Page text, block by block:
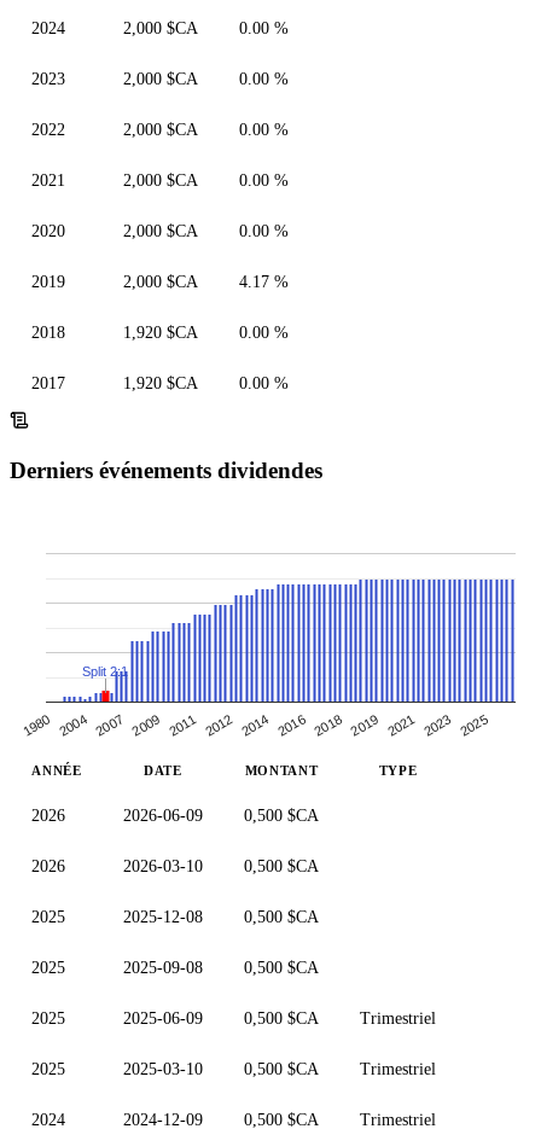
2024 2,000 $CA 0.00 %
2023 2,000 $CA 0.00 %
2022 2,000 $CA 0.00 %
2021 2,000 $CA 0.00 %
2020 2,000 $CA 0.00 %
2019 2,000 $CA 4.17 %
2018 1,920 $CA 0.00 %
2017 1,920 $CA 0.00 %
Derniers événements dividendes
1980 2004 2007 2009 2011 2012 2014 2016 2018 2019 2021 2023 2025
Split 2:1
ANNÉE DATE MONTANT TYPE
2026 2026-06-09 0,500 $CA
2026 2026-03-10 0,500 $CA
2025 2025-12-08 0,500 $CA
2025 2025-09-08 0,500 $CA
2025 2025-06-09 0,500 $CA Trimestriel
2025 2025-03-10 0,500 $CA Trimestriel
2024 2024-12-09 0,500 $CA Trimestriel